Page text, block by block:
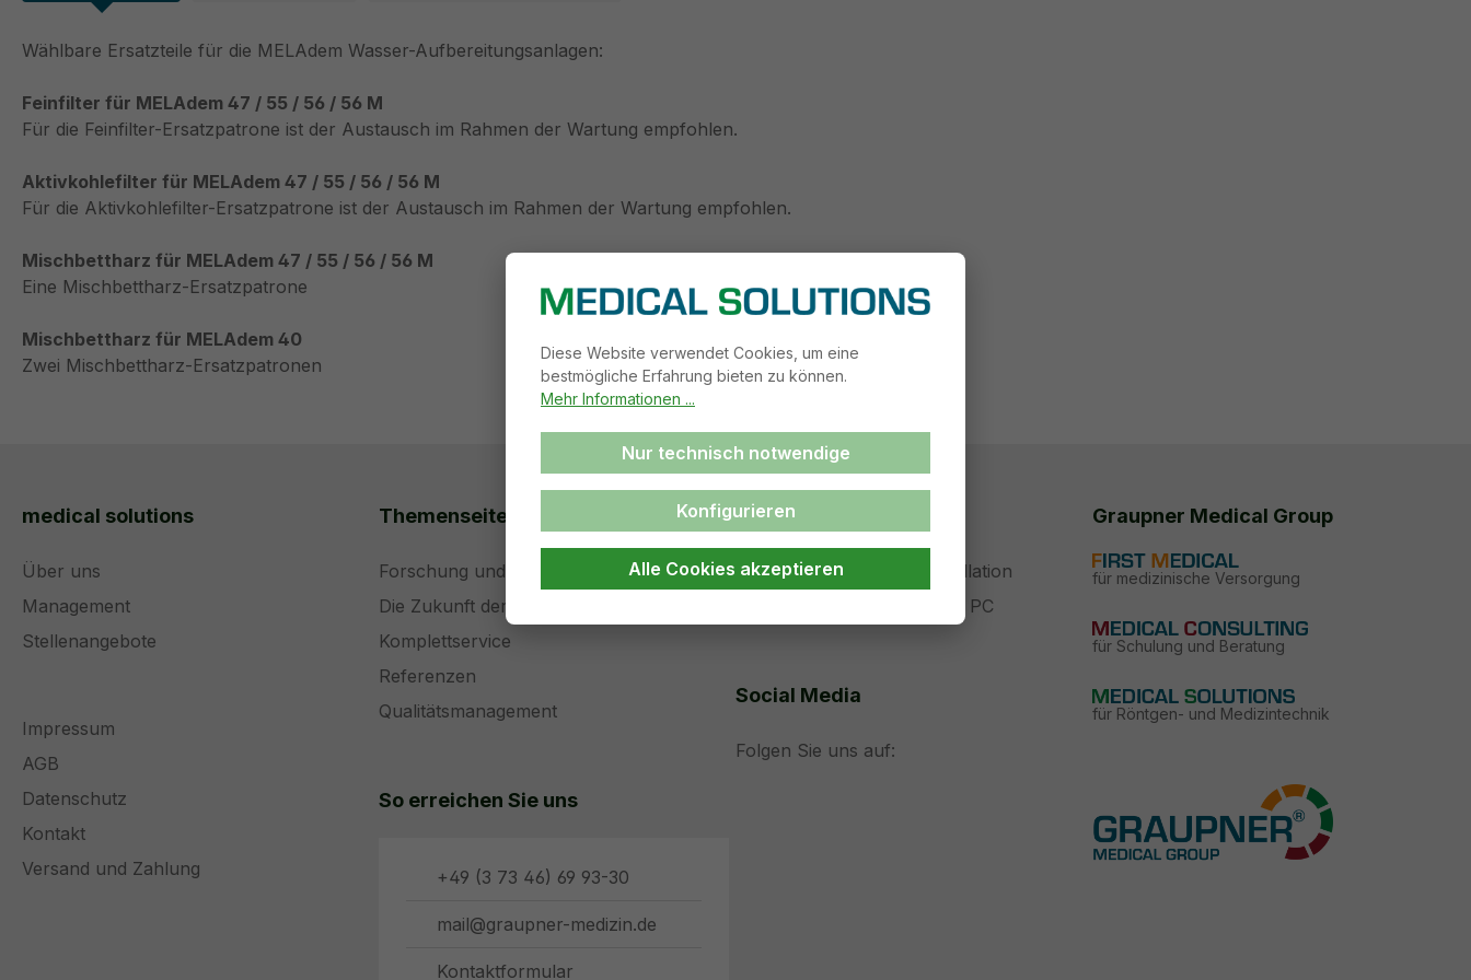
Wählbare Ersatzteile für die MELAdem Wasser-Aufbereitungsanlagen:
Feinfilter für MELAdem 47 / 55 / 56 / 56 M
Für die Feinfilter-Ersatzpatrone ist der Austausch im Rahmen der Wartung empfohlen.
Aktivkohlefilter für MELAdem 47 / 55 / 56 / 56 M
Für die Aktivkohlefilter-Ersatzpatrone ist der Austausch im Rahmen der Wartung empfohlen.
Mischbettharz für MELAdem 47 / 55 / 56 / 56 M
Eine Mischbettharz-Ersatzpatrone
Mischbettharz für MELAdem 40
Zwei Mischbettharz-Ersatzpatronen
medical solutions
Über uns
Management
Stellenangebote
Impressum
AGB
Datenschutz
Kontakt
Versand und Zahlung
Themenseiten
Forschung und Entwicklung
Die Zukunft der Medizintechnik
Komplettservice
Referenzen
Qualitätsmanagement
So erreichen Sie uns
+49 (3 73 46) 69 93-30
mail@graupner-medizin.de
Kontaktformular
Support
Teamviewer ohne Installation
Teamviewer Installation PC
Social Media
Folgen Sie uns auf:
Graupner Medical Group
für medizinische Versorgung
für Schulung und Beratung
für Röntgen- und Medizintechnik
Diese Website verwendet Cookies, um eine
bestmögliche Erfahrung bieten zu können.
Mehr Informationen ...
Nur technisch notwendige
Konfigurieren
Alle Cookies akzeptieren